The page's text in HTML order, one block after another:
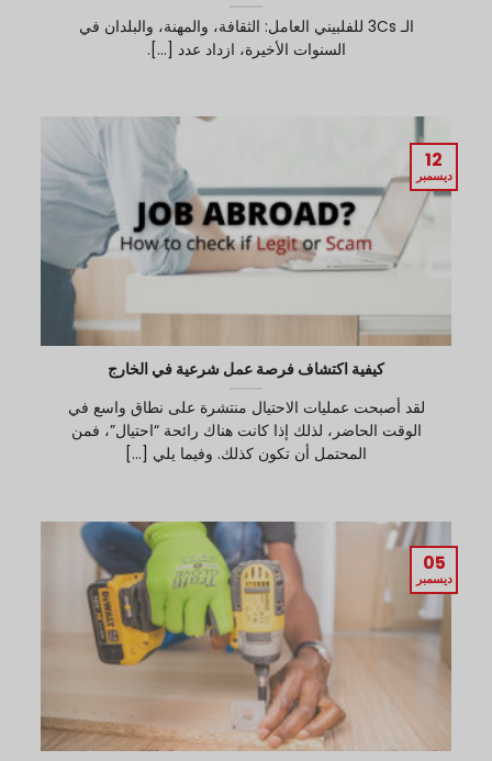
الـ 3Cs للفلبيني العامل: الثقافة، والمهنة، والبلدان في
السنوات الأخيرة، ازداد عدد [...].
كيفية اكتشاف فرصة عمل شرعية في الخارج
لقد أصبحت عمليات الاحتيال منتشرة على نطاق واسع في
الوقت الحاضر، لذلك إذا كانت هناك رائحة “احتيال”، فمن
المحتمل أن تكون كذلك. وفيما يلي [...]
12
ديسمبر
05
ديسمبر